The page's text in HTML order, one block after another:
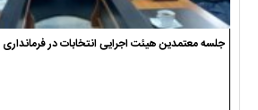
جلسه معتمدین هیئت اجرایی انتخابات در